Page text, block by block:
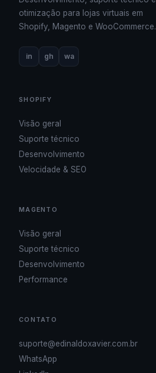
otimização para lojas virtuais em
Shopify, Magento e WooCommerce.
in gh wa
SHOPIFY
Visão geral
Suporte técnico
Desenvolvimento
Velocidade & SEO
MAGENTO
Visão geral
Suporte técnico
Desenvolvimento
Performance
CONTATO
suporte@edinaldoxavier.com.br
WhatsApp